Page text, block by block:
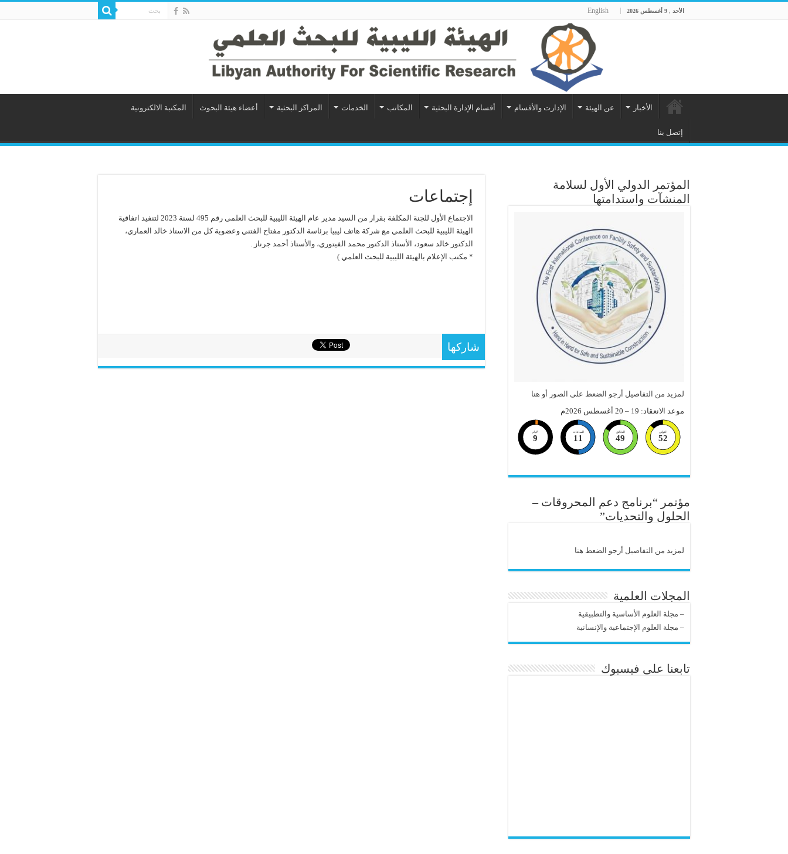
الأحد , 9 أغسطس 2026 English
الأخبار عن الهيئة الإدارت والأقسام أقسام الإدارة البحثية المكاتب الخدمات المراكز البحثية أعضاء هيئة البحوث المكتبة الالكترونية
إتصل بنا
إجتماعات
الاجتماع الأول للجنة المكلفة بقرار من السيد مدير عام الهيئة الليبية للبحث العلمى رقم 495 لسنة 2023 لتنفيد اتفاقية
الهيئة الليبية للبحث العلمي مع شركة هاتف ليبيا برئاسة الدكتور مفتاح الفتني وعضوية كل من الاستاذ خالد العماري،
الدكتور خالد سعود، الأستاذ الدكتور محمد الفيتوري، والأستاذ أحمد جرناز .
* مكتب الإعلام بالهيئة الليبية للبحث العلمي )
شاركها
المؤتمر الدولي الأول لسلامة
المنشآت واستدامتها
لمزيد من التفاصيل أرجو الضعط على الصور أو هنا
موعد الانعقاد: 19 – 20 أغسطس 2026م
الايام
9
الساعات
11
الدقائق
49
الثواني
51
مؤتمر “برنامج دعم المحروقات –
الحلول والتحديات”
لمزيد من التفاصيل أرجو الضعط هنا
المجلات العلمية
– مجلة العلوم الأساسية والتطبيقية
– مجلة العلوم الإجتماعية والإنسانية
تابعنا على فيسبوك